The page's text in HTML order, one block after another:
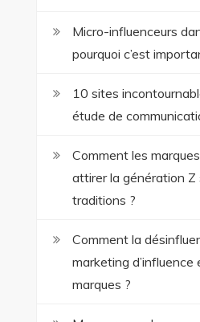
Micro-influenceurs
pourquoi c’est
10 sites
étude de
Comment les
attirer la génération Z
traditions ?
Comment la
marketing d’influence
marques ?